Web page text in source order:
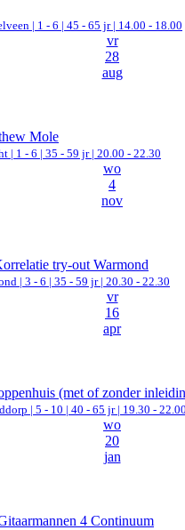
| 1 - 6 | 45 - 65 jr | 14.00 - 18.00
vr
28
aug
Mole
| 1 - 6 | 35 - 59 jr | 20.00 - 22.30
wo
4
nov
try-out Warmond
| 3 - 6 | 35 - 59 jr | 20.30 - 22.30
vr
16
apr
(met of zonder
| 5 - 10 | 40 - 65 jr | 19.30 - 22.00
wo
20
jan
4 Continuum